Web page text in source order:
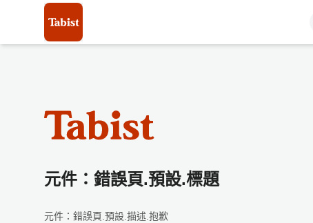
元件：錯誤頁.預設.標題
元件：錯誤頁.預設.描述.抱歉